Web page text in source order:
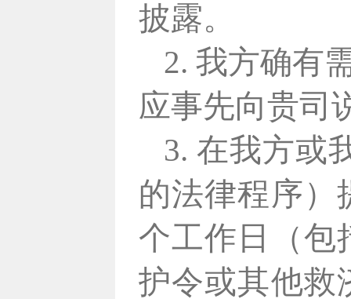
披露。
2. 我方确有
应事先向贵司
3. 在我方或
的法律程序）
个工作日（包
护令或其他救